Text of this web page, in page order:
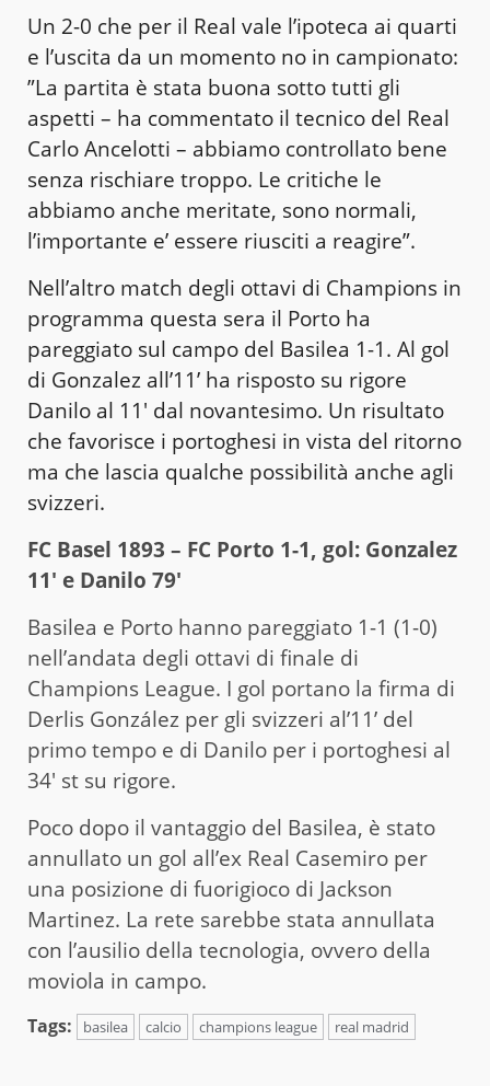
Un 2-0 che per il Real vale l’ipoteca ai quarti
e l’uscita da un momento no in campionato:
”La partita è stata buona sotto tutti gli
aspetti – ha commentato il tecnico del Real
Carlo Ancelotti – abbiamo controllato bene
senza rischiare troppo. Le critiche le
abbiamo anche meritate, sono normali,
l’importante e’ essere riusciti a reagire”.
Nell’altro match degli ottavi di Champions in
programma questa sera il Porto ha
pareggiato sul campo del Basilea 1-1. Al gol
di Gonzalez all’11’ ha risposto su rigore
Danilo al 11′ dal novantesimo. Un risultato
che favorisce i portoghesi in vista del ritorno
ma che lascia qualche possibilità anche agli
svizzeri.
FC Basel 1893 – FC Porto 1-1, gol: Gonzalez
11′ e Danilo 79′
Basilea e Porto hanno pareggiato 1-1 (1-0)
nell’andata degli ottavi di finale di
Champions League. I gol portano la firma di
Derlis González per gli svizzeri al’11’ del
primo tempo e di Danilo per i portoghesi al
34′ st su rigore.
Poco dopo il vantaggio del Basilea, è stato
annullato un gol all’ex Real Casemiro per
una posizione di fuorigioco di Jackson
Martinez. La rete sarebbe stata annullata
con l’ausilio della tecnologia, ovvero della
moviola in campo.
Tags: basilea calcio champions league real madrid